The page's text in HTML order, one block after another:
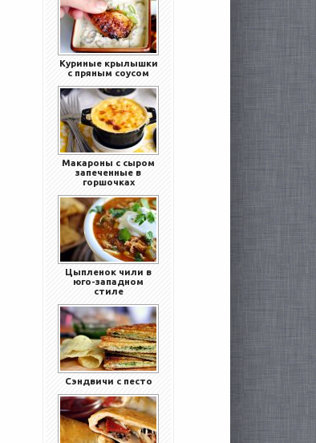
Куриные крылышки
с пряным соусом
Макароны с сыром
запеченные в
горшочках
Цыпленок чили в
юго-западном
стиле
Сэндвичи с песто